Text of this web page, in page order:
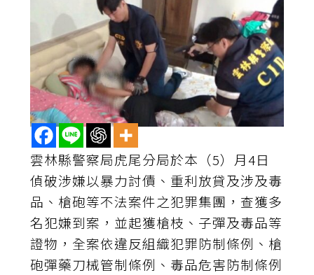
雲林縣警察局虎尾分局於本（5）月4日
偵破涉嫌以暴力討債、重利放貸及涉及毒
品、槍砲等不法案件之犯罪集團，查獲多
名犯嫌到案，並起獲槍枝、子彈及毒品等
證物，全案依違反組織犯罪防制條例、槍
砲彈藥刀械管制條例、毒品危害防制條例